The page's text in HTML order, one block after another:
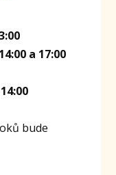
a 17:00
bude